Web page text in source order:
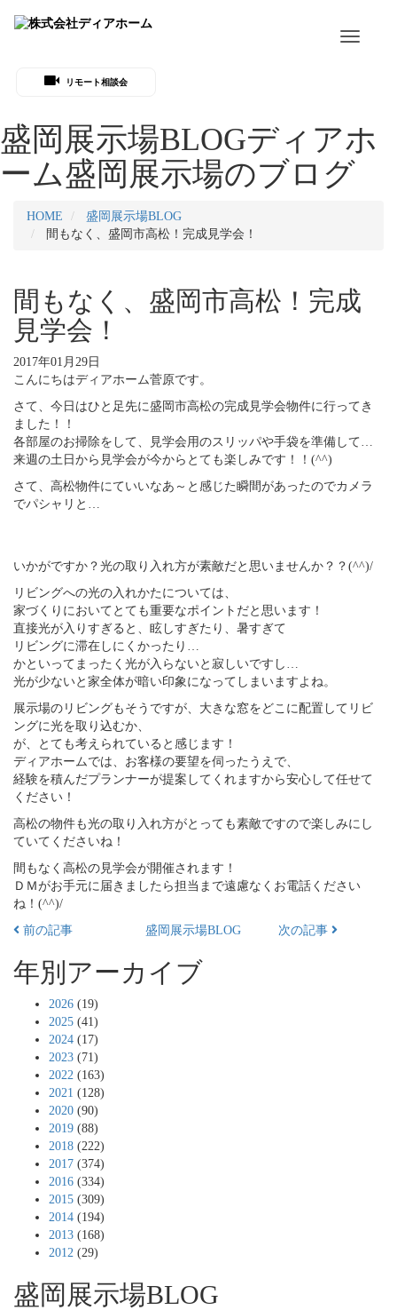
Toggle
リモート相談会
盛岡展示場BLOGディアホ
ーム盛岡展示場のブログ
HOME
盛岡展示場BLOG
間もなく、盛岡市高松！完成見学会！
間もなく、盛岡市高松！完成
見学会！
2017年01月29日
こんにちはディアホーム菅原です。
さて、今日はひと足先に盛岡市高松の完成見学会物件に行ってき
ました！！
各部屋のお掃除をして、見学会用のスリッパや手袋を準備して…
来週の土日から見学会が今からとても楽しみです！！(^^)
さて、高松物件にていいなあ～と感じた瞬間があったのでカメラ
でパシャリと…
いかがですか？光の取り入れ方が素敵だと思いませんか？？(^^)/
リビングへの光の入れかたについては、
家づくりにおいてとても重要なポイントだと思います！
直接光が入りすぎると、眩しすぎたり、暑すぎて
リビングに滞在しにくかったり…
かといってまったく光が入らないと寂しいですし…
光が少ないと家全体が暗い印象になってしまいますよね。
展示場のリビングもそうですが、大きな窓をどこに配置してリビ
ングに光を取り込むか、
が、とても考えられていると感じます！
ディアホームでは、お客様の要望を伺ったうえで、
経験を積んだプランナーが提案してくれますから安心して任せて
ください！
高松の物件も光の取り入れ方がとっても素敵ですので楽しみにし
ていてくださいね！
間もなく高松の見学会が開催されます！
ＤＭがお手元に届きましたら担当まで遠慮なくお電話ください
ね！(^^)/
前の記事
盛岡展示場BLOG 次の記事
年別アーカイブ
2026 (19)
2025 (41)
2024 (17)
2023 (71)
2022 (163)
2021 (128)
2020 (90)
2019 (88)
2018 (222)
2017 (374)
2016 (334)
2015 (309)
2014 (194)
2013 (168)
2012 (29)
盛岡展示場BLOG